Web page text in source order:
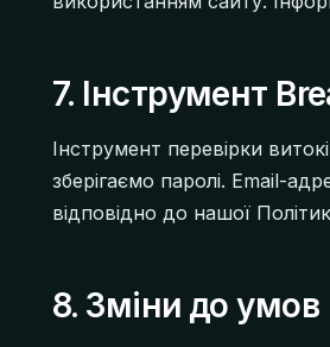
7. Інструмент
Інструмент перевірки
зберігаємо паролі. Email-
відповідно до нашої
8. Зміни до умов